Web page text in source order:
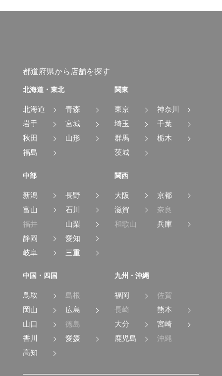
都道府県から店舗を探す
北海道・東北
北海道
青森
岩手
宮城
秋田
山形
福島
関東
東京
神奈川
埼玉
千葉
群馬
栃木
茨城
中部
新潟
長野
富山
石川
福井
山梨
静岡
愛知
岐阜
三重
関西
大阪
京都
滋賀
奈良
和歌山
兵庫
中国・四国
鳥取
島根
岡山
広島
山口
徳島
香川
愛媛
高知
九州・沖縄
福岡
佐賀
長崎
熊本
大分
宮崎
鹿児島
沖縄